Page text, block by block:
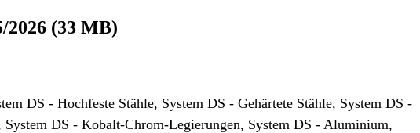
2026 (33 MB)
DS - Hochfeste Stähle, System DS - Gehärtete Stähle, System DS -
DS - Kobalt-Chrom-Legierungen, System DS - Aluminium,